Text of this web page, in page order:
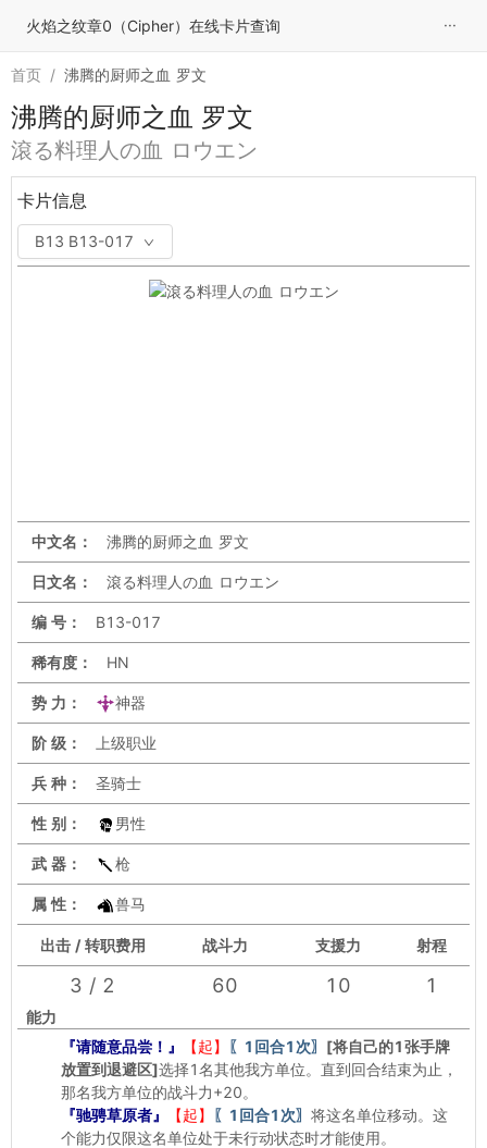
火焰之纹章0（Cipher）在线卡片查询 ···
首页 / 沸腾的厨师之血 罗文
沸腾的厨师之血 罗文
滾る料理人の血 ロウエン
卡片信息
B13 B13-017
中文名： 沸腾的厨师之血 罗文
日文名： 滾る料理人の血 ロウエン
编 号： B13-017
稀有度： HN
势 力： 神器
阶 级： 上级职业
兵 种： 圣骑士
性 别： 男性
武 器： 枪
属 性： 兽马
出击 / 转职费用 战斗力 支援力 射程
3 / 2 60 10 1
能力
『请随意品尝！』
【起】 〖1回合1次〗 [将自己的1张手牌
放置到退避区]选择1名其他我方单位。直到回合结束为止，
那名我方单位的战斗力+20。
『驰骋草原者』
【起】 〖1回合1次〗 将这名单位移动。这
个能力仅限这名单位处于未行动状态时才能使用。